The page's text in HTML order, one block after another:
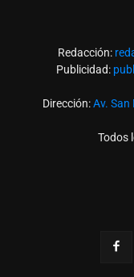
Redacción:
Publicidad:
Dirección:Av. San
Todos